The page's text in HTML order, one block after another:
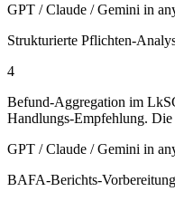
GPT / Claude / Gemini in
Strukturierte Pflichten-
4
Befund-Aggregation im
Handlungs-Empfehlung.
GPT / Claude / Gemini in
BAFA-Berichts-Vorbereitung